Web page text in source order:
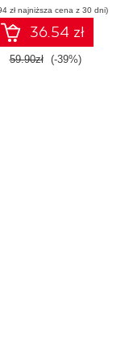
zł najniższa cena z 30 dni)
36.54 zł
59.90zł (-39%)